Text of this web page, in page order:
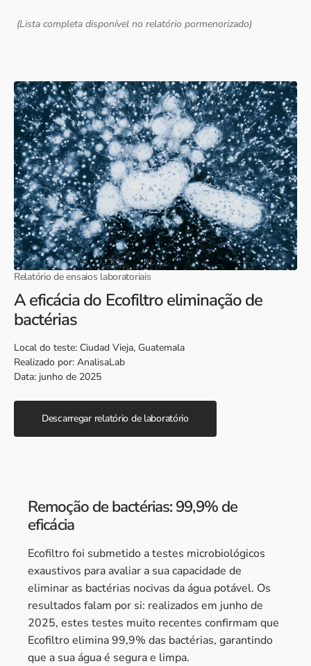
(Lista completa disponível no relatório pormenorizado)
Relatório de ensaios laboratoriais
A eficácia do Ecofiltro eliminação de
bactérias
Local do teste: Ciudad Vieja, Guatemala
Realizado por: AnalisaLab
Data: junho de 2025
Descarregar relatório de laboratório
Remoção de bactérias: 99,9% de
eficácia
Ecofiltro foi submetido a testes microbiológicos
exaustivos para avaliar a sua capacidade de
eliminar as bactérias nocivas da água potável. Os
resultados falam por si: realizados em junho de
2025, estes testes muito recentes confirmam que
Ecofiltro elimina 99,9% das bactérias, garantindo
que a sua água é segura e limpa.